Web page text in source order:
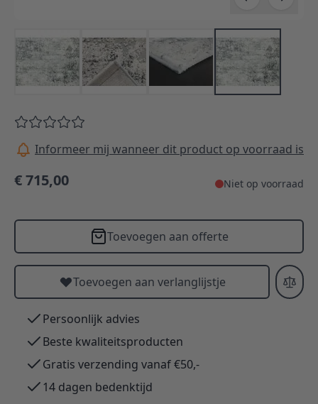
Informeer mij wanneer dit product op voorraad is
€ 715,00 Niet op voorraad
Toevoegen aan offerte
Toevoegen aan verlanglijstje
Persoonlijk advies
Beste kwaliteitsproducten
Gratis verzending vanaf €50,-
14 dagen bedenktijd